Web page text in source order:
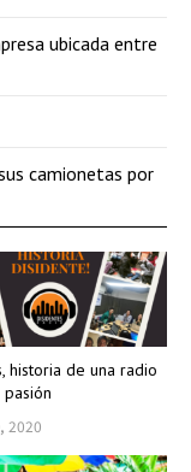
historia de una radio
pasión
2020
ubicada entre
camionetas por